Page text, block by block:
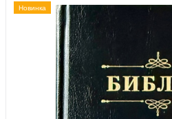
Новинка